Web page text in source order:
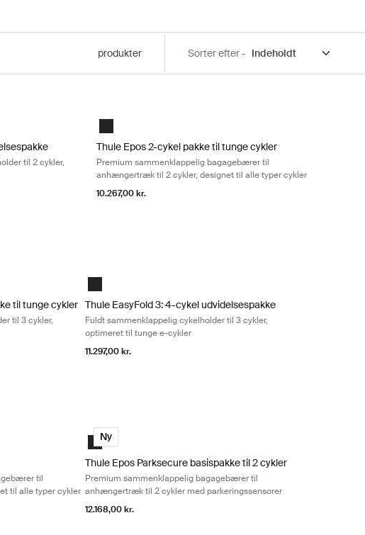
produkter Sorter efter -
til 2 cykler,
Black
Thule Epos 2-cykel pakke til tunge cykler
Premium sammenklappelig bagagebærer til
anhængertræk til 2 cykler, designet til alle typer cykler
10.267,00 kr.
til tunge cykler
til 3 cykler,
Black
Thule EasyFold 3: 4-cykel udvidelsespakke
Fuldt sammenklappelig cykelholder til 3 cykler,
optimeret til tunge e-cykler
11.297,00 kr.
anhængertræk til 3 cykler, designet til alle typer cykler Black
sammenklappelig bagagebærer til anhængertræk til 3 cykler, designet til
til
til alle typer cykler
Thule Epos Parksecure basispakke til 2 cykler Premium
Ny
Black
Thule Epos Parksecure basispakke til 2 cykler
Premium sammenklappelig bagagebærer til
anhængertræk til 2 cykler med parkeringssensorer
12.168,00 kr.